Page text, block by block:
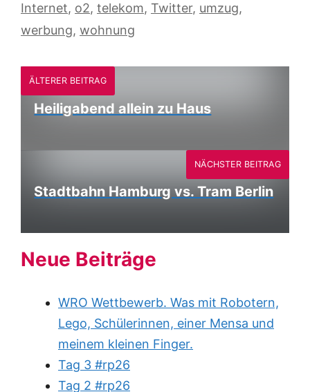
Internet, o2, telekom, Twitter, umzug,
werbung, wohnung
ÄLTERER BEITRAG
Heiligabend allein zu Haus
Stadtbahn Hamburg vs. Tram Berlin
NÄCHSTER BEITRAG
Neue Beiträge
WRO Wettbewerb. Was mit Robotern,
Lego, Schülerinnen, einer Mensa und
meinem kleinen Finger.
Tag 3 #rp26
Tag 2 #rp26